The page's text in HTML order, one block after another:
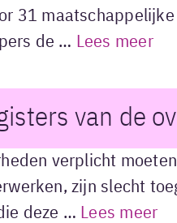
31
de … Lees meer
van de
verplicht
zijn slecht
deze … Lees meer